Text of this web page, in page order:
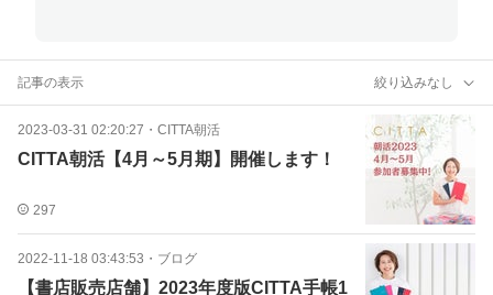
記事の表示 絞り込みなし
2023-03-31 02:20:27 ・ CITTA朝活
CITTA朝活【4月～5月期】開催します！
297
2022-11-18 03:43:53 ・ ブログ
【書店販売店舗】2023年度版CITTA手帳1